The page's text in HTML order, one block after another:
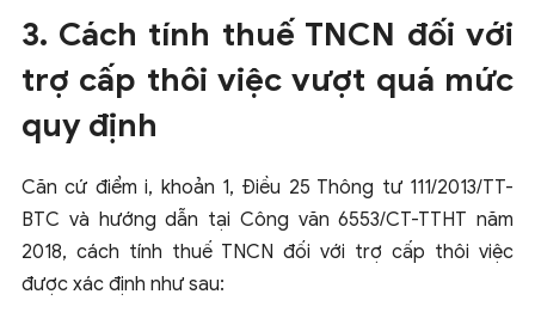
3. Cách tính thuế TNCN đối với
trợ cấp thôi việc vượt quá mức
quy định
Căn cứ điểm i, khoản 1, Điều 25 Thông tư 111/2013/TT-
BTC và hướng dẫn tại Công văn 6553/CT-TTHT năm
2018, cách tính thuế TNCN đối với trợ cấp thôi việc
được xác định như sau: